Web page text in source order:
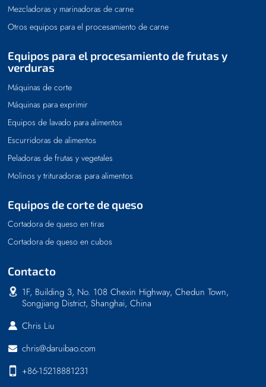
Mezcladoras y marinadoras de carne
Otros equipos para el procesamiento de carne
Equipos para el procesamiento de frutas y
verduras
Máquinas de corte
Máquinas para exprimir
Equipos de lavado para alimentos
Escurridoras de alimentos
Peladoras de frutas y vegetales
Molinos y trituradoras para alimentos
Equipos de corte de queso
Cortadora de queso en tiras
Cortadora de queso en cubos
Contacto
1F, Building 3, No. 108 Chexin Highway, Chedun Town,
Songjiang District, Shanghai, China
Chris Liu
chris@daruibao.com
+86-15218881231